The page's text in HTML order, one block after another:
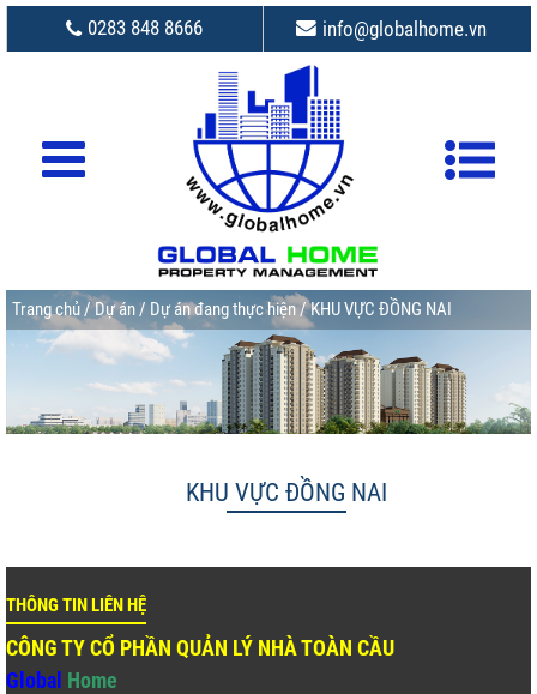
0283 848 8666 info@globalhome.vn
Trang chủ/Dự án/ Dự án đang thực hiện/ KHU VỰC ĐỒNG NAI
KHU VỰC ĐỒNG NAI
THÔNG TIN LIÊN HỆ
CÔNG TY CỔ PHẦN QUẢN LÝ NHÀ TOÀN CẦU
Global Home